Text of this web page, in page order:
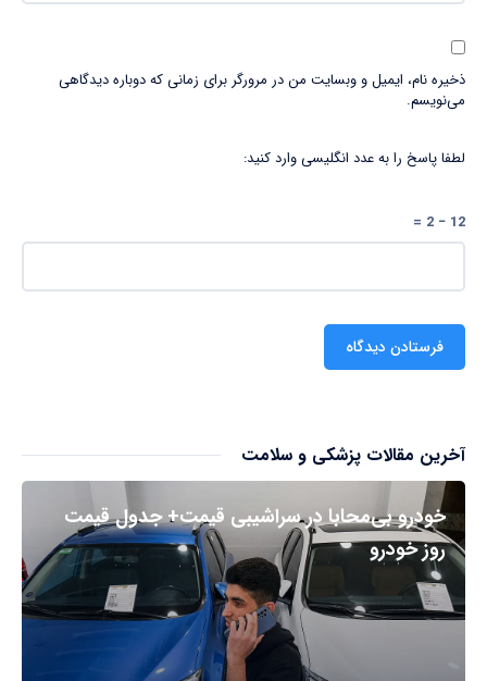
ذخیره نام، ایمیل و وبسایت من در مرورگر برای زمانی که دوباره دیدگاهی
می‌نویسم.
لطفا پاسخ را به عدد انگلیسی وارد کنید:
12 − 2 =
آخرین مقالات پزشکی و سلامت
خودرو بی‌محابا در سراشیبی قیمت+ جدول قیمت
روز خودرو